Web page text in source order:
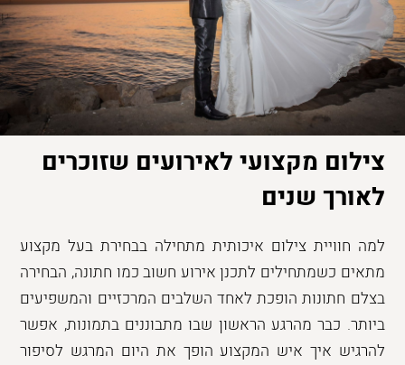
צילום מקצועי לאירועים שזוכרים
לאורך שנים
למה חוויית צילום איכותית מתחילה בבחירת בעל מקצוע
מתאים כשמתחילים לתכנן אירוע חשוב כמו חתונה, הבחירה
בצלם חתונות הופכת לאחד השלבים המרכזיים והמשפיעים
ביותר. כבר מהרגע הראשון שבו מתבוננים בתמונות, אפשר
להרגיש איך איש המקצוע הופך את היום המרגש לסיפור